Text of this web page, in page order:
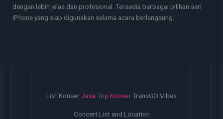
dengan lebih jelas dan profesional. Tersedia berbagai pilihan seri
iPhone yang siap digunakan selama acara berlangsung.
List Konser Jasa Trip KonserTransGO Vibes
Concert List and Location